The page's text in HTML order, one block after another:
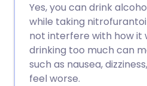
Yes, you can drink
while taking
not interfere with how it
drinking too much can
such as nausea,
feel worse.